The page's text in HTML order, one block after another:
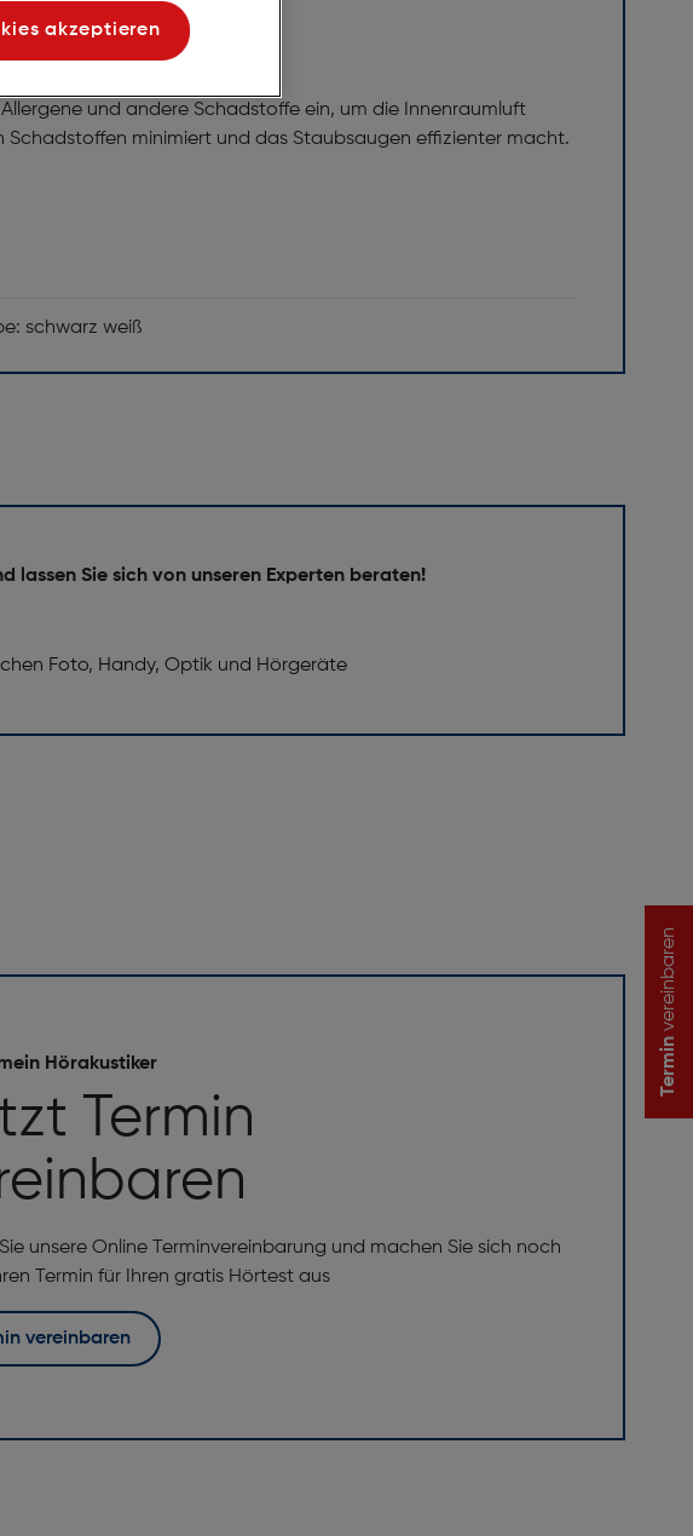
und andere Schadstoffe ein, um die Innenraumluft
Schadstoffen minimiert und das Staubsaugen effizienter macht.
schwarz weiß
lassen Sie sich von unseren Experten beraten!
Foto, Handy, Optik und Hörgeräte
Hörakustiker
Termin
unsere Online Terminvereinbarung und machen Sie sich noch
Termin für Ihren gratis Hörtest aus
vereinbaren
Termin
vereinbaren
akzeptieren